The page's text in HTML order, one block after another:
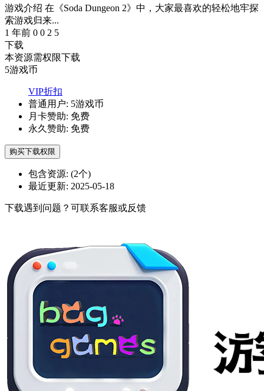
游戏介绍 在《Soda Dungeon 2》中，大家最喜欢的轻松地牢探
索游戏归来...
1 年前 0 0 2 5
下载
本资源需权限下载
5游戏币
VIP折扣
普通用户: 5游戏币
月卡赞助: 免费
永久赞助: 免费
购买下载权限
包含资源: (2个)
最近更新: 2025-05-18
下载遇到问题？可联系客服或反馈